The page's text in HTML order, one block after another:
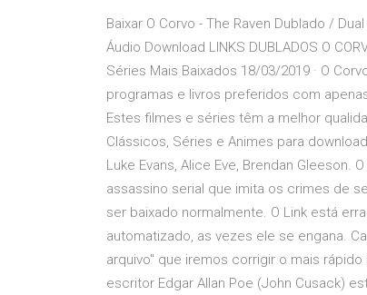
Baixar O Corvo - The Raven Dublado /
Áudio Download LINKS DUBLADOS O
Séries Mais Baixados 18/03/2019 · O
programas e livros preferidos com
Estes filmes e séries têm a melhor
Clássicos, Séries e Animes para
Luke Evans, Alice Eve, Brendan Gleeson.
assassino serial que imita os crimes de
ser baixado normalmente. O Link está
automatizado, as vezes ele se engana.
arquivo" que iremos corrigir o mais rápido
escritor Edgar Allan Poe (John Cusack)